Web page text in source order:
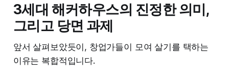
3세대 해커하우스의 진정한 의미,
그리고 당면 과제
앞서 살펴보았듯이, 창업가들이 모여 살기를 택하는
이유는 복합적입니다.